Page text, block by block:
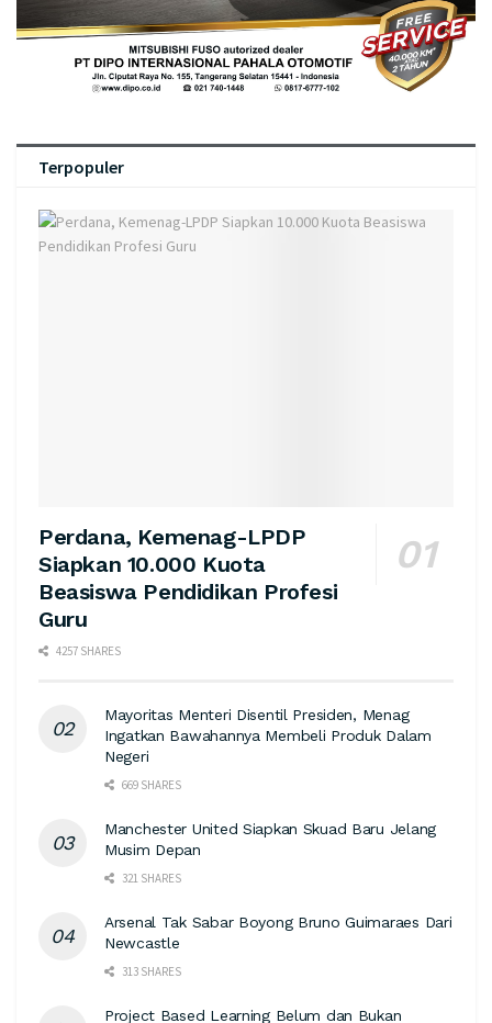
Terpopuler
Perdana, Kemenag-LPDP
Siapkan 10.000 Kuota
Beasiswa Pendidikan Profesi
Guru
4257 SHARES
Mayoritas Menteri Disentil Presiden, Menag
Ingatkan Bawahannya Membeli Produk Dalam
Negeri
669 SHARES
Manchester United Siapkan Skuad Baru Jelang
Musim Depan
321 SHARES
Arsenal Tak Sabar Boyong Bruno Guimaraes Dari
Newcastle
313 SHARES
Project Based Learning Belum dan Bukan